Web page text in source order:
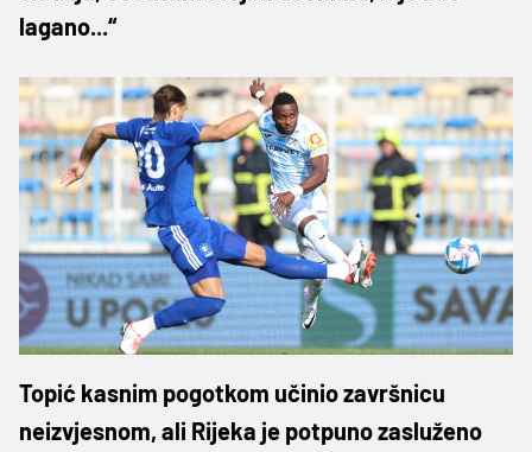
lagano...“
Topić kasnim pogotkom učinio završnicu
neizvjesnom, ali Rijeka je potpuno zasluženo